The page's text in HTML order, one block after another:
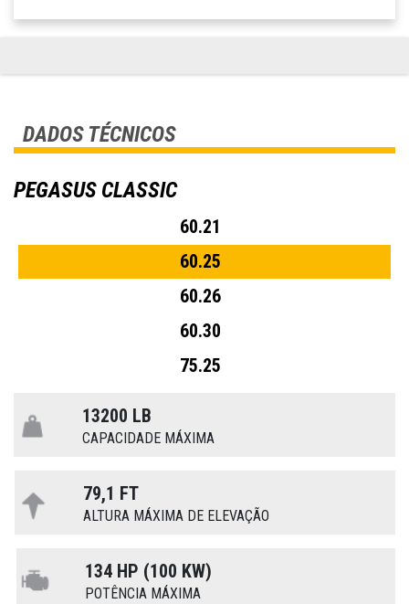
DADOS TÉCNICOS
PEGASUS CLASSIC
60.21
60.25
60.26
60.30
75.25
13200 LB
CAPACIDADE MÁXIMA
79,1 FT
ALTURA MÁXIMA DE ELEVAÇÃO
134 HP (100 KW)
POTÊNCIA MÁXIMA